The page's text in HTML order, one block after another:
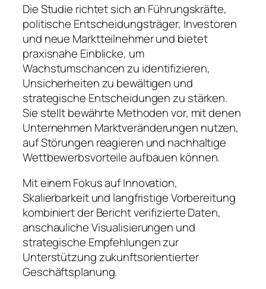
Die Studie richtet sich an Führungskräfte,
politische Entscheidungsträger, Investoren
und neue Marktteilnehmer und bietet
praxisnahe Einblicke, um
Wachstumschancen zu identifizieren,
Unsicherheiten zu bewältigen und
strategische Entscheidungen zu stärken.
Sie stellt bewährte Methoden vor, mit denen
Unternehmen Marktveränderungen nutzen,
auf Störungen reagieren und nachhaltige
Wettbewerbsvorteile aufbauen können.
Mit einem Fokus auf Innovation,
Skalierbarkeit und langfristige Vorbereitung
kombiniert der Bericht verifizierte Daten,
anschauliche Visualisierungen und
strategische Empfehlungen zur
Unterstützung zukunftsorientierter
Geschäftsplanung.